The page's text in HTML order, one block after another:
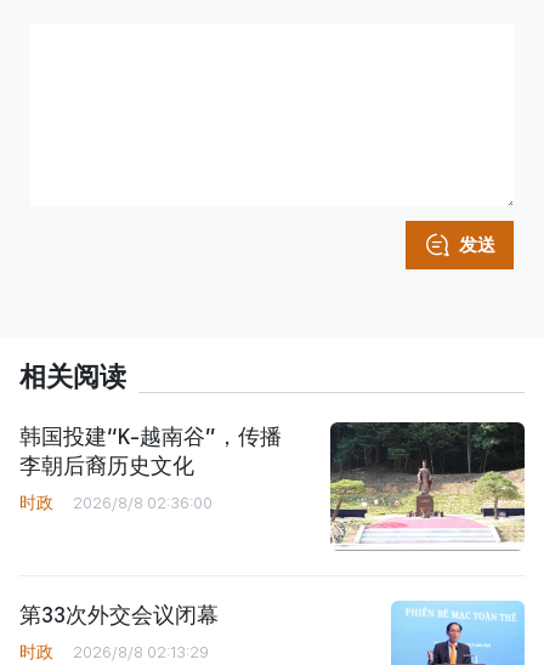
发送
相关阅读
韩国投建“K-越南谷”，传播
李朝后裔历史文化
时政 2026/8/8 02:36:00
第33次外交会议闭幕
时政 2026/8/8 02:13:29